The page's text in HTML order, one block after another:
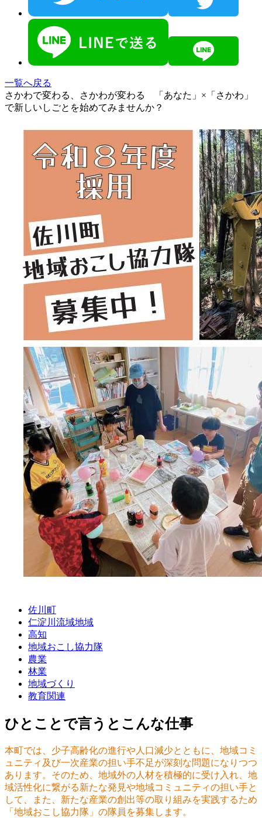
一覧へ戻る
さかわで変わる、さかわが変わる 「あなた」×「さかわ」
で新しいしごとを始めてみませんか？
佐川町
仁淀川流域地域
高知
地域おこし協力隊
農業
林業
地域づくり
教育関連
ひとことで言うとこんな仕事
本町では、少子高齢化の進行や人口減少とともに、地域コミ
ュニティ及び一次産業の担い手不足が深刻な問題になりつつ
あります。そのため、地域外の人材を積極的に受け入れ、地
域活性化に繋がる新たな発見や地域コミュニティの担い手と
して、また、新たな産業の創出等の取り組みを実践するため
「地域おこし協力隊」の隊員を募集します。